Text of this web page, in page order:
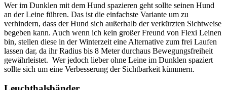
Wer im Dunklen mit dem Hund spazieren geht sollte seinen Hund
an der Leine führen. Das ist die einfachste Variante um zu
verhindern, dass der Hund sich außerhalb der verkürzten Sichtweise
begeben kann. Auch wenn ich kein großer Freund von Flexi Leinen
bin, stellen diese in der Winterzeit eine Alternative zum frei Laufen
lassen dar, da ihr Radius bis 8 Meter durchaus Bewegungsfreiheit
gewährleistet. Wer jedoch lieber ohne Leine im Dunklen spaziert
sollte sich um eine Verbesserung der Sichtbarkeit kümmern.